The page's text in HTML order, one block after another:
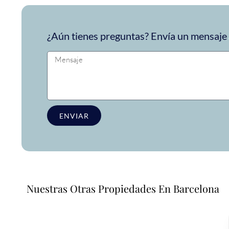
privadaOfrece un espacio al aire libre para disfrutar del
tranquilidad después de un día en la ciudad. El
un ambiente tranquilo que muchas familias aprecian.
El apartamento se encuentra a
¿Aún tienes preguntas? Envía un
ENVIAR
Nuestras Otras Propiedades En Barcelona